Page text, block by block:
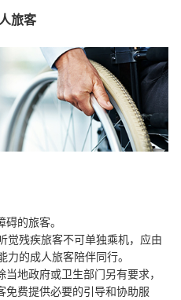
旅客
的旅客。
觉残疾旅客不可单独乘机，应由
的成人旅客陪伴同行。
地政府或卫生部门另有要求，
免费提供必要的引导和协助服